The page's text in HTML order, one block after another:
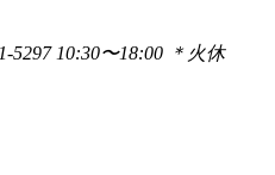
5297 10:30〜18:00 ＊火休